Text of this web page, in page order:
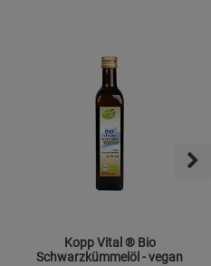
Kopp Vital ® Bio
Schwarzkümmelöl - vegan